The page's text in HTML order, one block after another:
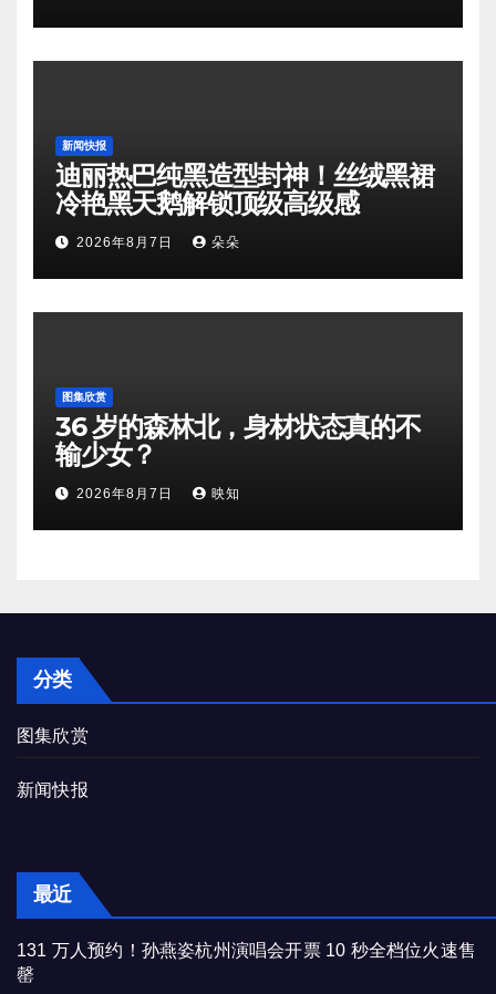
新闻快报
迪丽热巴纯黑造型封神！丝绒黑裙
冷艳黑天鹅解锁顶级高级感
2026年8月7日 朵朵
图集欣赏
36 岁的森林北，身材状态真的不
输少女？
2026年8月7日 映知
分类
图集欣赏
新闻快报
最近
131 万人预约！孙燕姿杭州演唱会开票 10 秒全档位火速售
罄